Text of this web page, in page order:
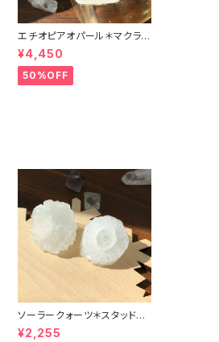
エチオピアオパール＊マクラメ
リング
¥4,450
50%OFF
ソーラークォーツ＊スタッドピ
アス（チタン）
¥2,255